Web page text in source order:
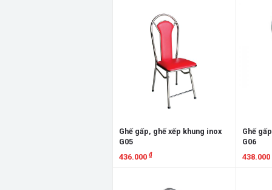
Ghế gấp, ghế xếp khung inox
G05
436.000 ₫
Ghế
G06
438.000